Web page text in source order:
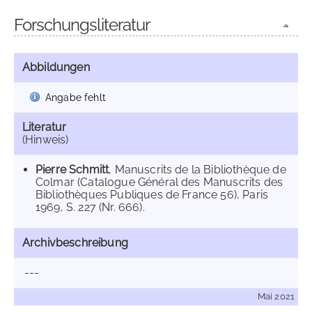
Forschungsliteratur
Abbildungen
Angabe fehlt
Literatur
(Hinweis)
Pierre Schmitt, Manuscrits de la Bibliothèque de
Colmar (Catalogue Général des Manuscrits des
Bibliothèques Publiques de France 56), Paris
1969, S. 227 (Nr. 666).
Archivbeschreibung
---
Mai 2021